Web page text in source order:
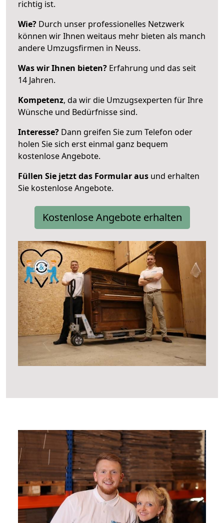
richtig ist.
Wie? Durch unser professionelles Netzwerk
können wir Ihnen weitaus mehr bieten als manch
andere Umzugsfirmen in Neuss.
Was wir Ihnen bieten? Erfahrung und das seit
14 Jahren.
Kompetenz, da wir die Umzugsexperten für Ihre
Wünsche und Bedürfnisse sind.
Interesse? Dann greifen Sie zum Telefon oder
holen Sie sich erst einmal ganz bequem
kostenlose Angebote.
Füllen Sie jetzt das Formular aus und erhalten
Sie kostenlose Angebote.
Kostenlose Angebote erhalten